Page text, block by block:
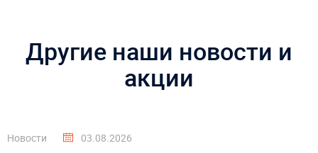
Другие наши новости и
акции
Новости 03.08.2026